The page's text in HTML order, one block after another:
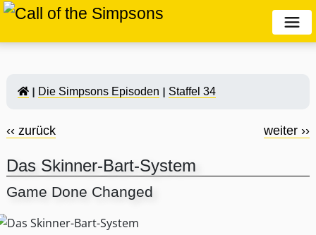
Die Simpsons Episoden Staffel 34
‹‹ zurück weiter ››
Das Skinner-Bart-System
Game Done Changed